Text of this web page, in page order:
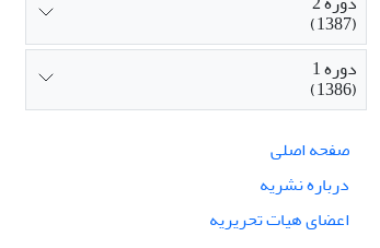
(1387)
دوره 1
(1386)
صفحه اصلی
درباره نشریه
اعضای هیات تحریریه